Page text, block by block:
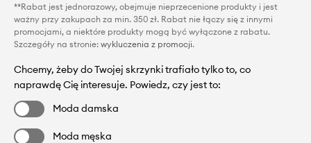
**Rabat jest jednorazowy, obejmuje nieprzecenione produkty i jest
ważny przy zakupach za min. 350 zł. Rabat nie łączy się z innymi
promocjami, a niektóre produkty mogą być wyłączone z rabatu.
Szczegóły na stronie: wykluczenia z promocji.
Chcemy, żeby do Twojej skrzynki trafiało tylko to, co
naprawdę Cię interesuje. Powiedz, czy jest to:
Moda damska
Moda męska